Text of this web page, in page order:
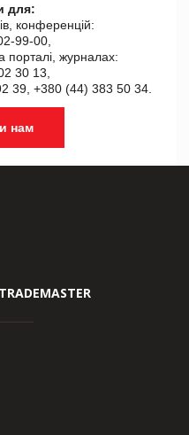
для:
конференцій:
99-00,
порталі, журналах:
30 13,
39, +380 (44) 383 50 34.
нам